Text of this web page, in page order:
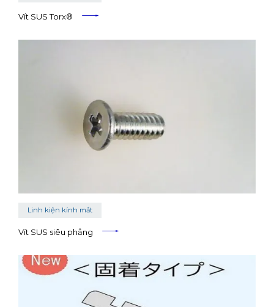
Vít SUS Torx®
Linh kiện kính mắt
Vít SUS siêu phẳng